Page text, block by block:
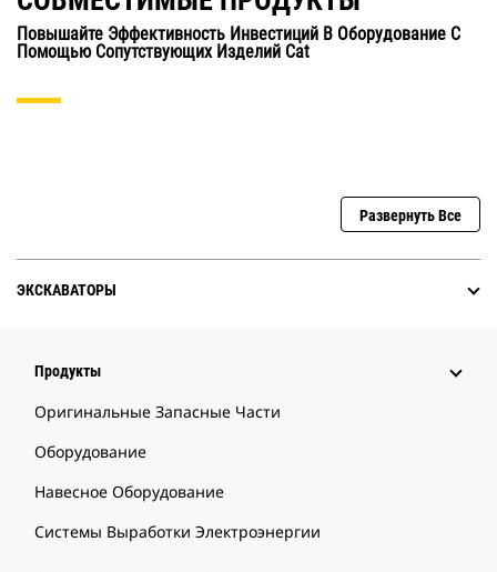
Повышайте Эффективность Инвестиций В Оборудование С
Помощью Сопутствующих Изделий Cat
Развернуть Все
ЭКСКАВАТОРЫ
Продукты
Оригинальные Запасные Части
Оборудование
Навесное Оборудование
Системы Выработки Электроэнергии